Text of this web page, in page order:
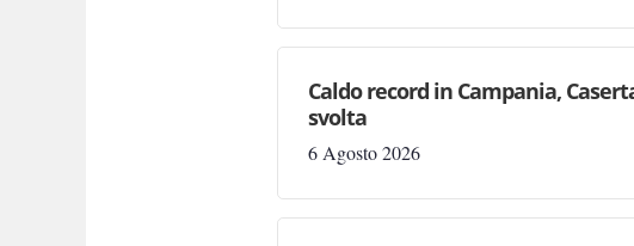
Caldo record in Campania,
svolta
6 Agosto 2026